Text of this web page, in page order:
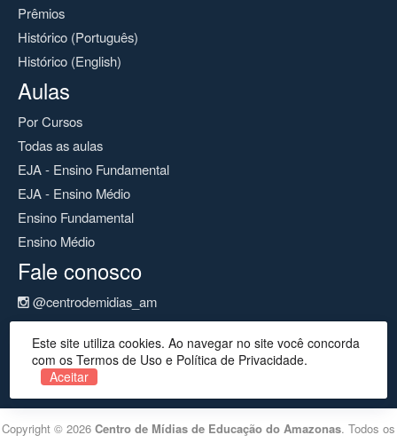
Prêmios
Histórico (Português)
Histórico (English)
Aulas
Por Cursos
Todas as aulas
EJA - Ensino Fundamental
EJA - Ensino Médio
Ensino Fundamental
Ensino Médio
Fale conosco
@centrodemidias_am
@centrodemidias
cemeam@seduc.net
Copyright © 2026 Centro de Mídias de Educação do Amazonas. Todos os
Este site utiliza cookies. Ao navegar no site você concorda
com os Termos de Uso e Política de Privacidade.
Aceitar